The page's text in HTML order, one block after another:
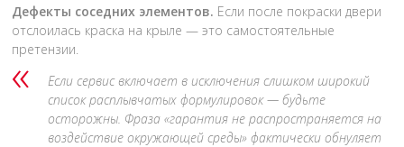
Дефекты соседних элементов. Если после покраски двери
отслоилась краска на крыле — это самостоятельные
претензии.
Если сервис включает в исключения слишком широкий
список расплывчатых формулировок — будьте
осторожны. Фраза «гарантия не распространяется на
воздействие окружающей среды» фактически обнуляет